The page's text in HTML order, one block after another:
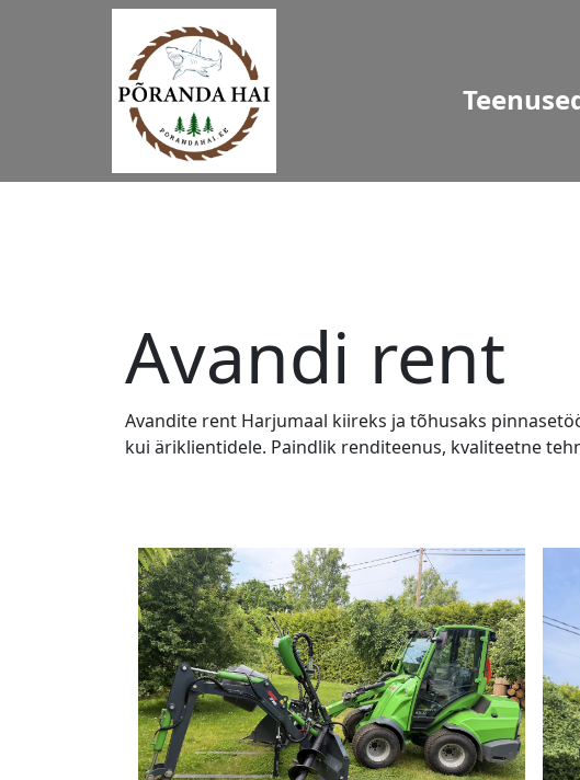
Avandi rent
Avandite rent Harjumaal kiireks ja tõhusaks
kui äriklientidele. Paindlik renditeenus, kvaliteetne